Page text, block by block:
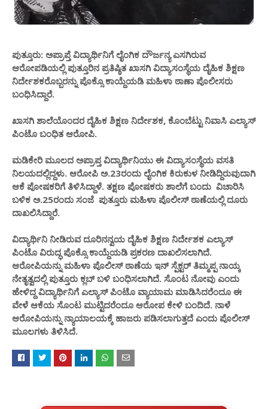
ಪುತ್ತೂರು: ಅಪ್ರಾಪ್ತೆ ವಿದ್ಯಾರ್ಥಿನಿಗೆ ಲೈಂಗಿಕ ದೌರ್ಜನ್ಯ ಎಸಗಿರುವ
ಆರೋಪಡಿಯಲ್ಲಿ ಪುತ್ತೂರಿನ ಪ್ರತಿಷ್ಠಿತ ಖಾಸಗಿ ವಿದ್ಯಾಸಂಸ್ಥೆಯ ದೈಹಿಕ ಶಿಕ್ಷಣ
ನಿರ್ದೇಶಕರೊಬ್ಬರನ್ನು ಪೊಕ್ಸೊ ಕಾಯ್ದೆಯಡಿ ಮಹಿಳಾ ಠಾಣಾ ಪೊಲೀಸರು
ಬಂಧಿಸಿದ್ದಾರೆ.
ಖಾಸಗಿ ಶಾಲೆಯೊಂದರ ದೈಹಿಕ ಶಿಕ್ಷಣ ನಿರ್ದೇಶಕ, ಕೊಂಬೆಟ್ಟು ನಿವಾಸಿ ಎಲ್ಯಾಸ್
ಪಿಂಟೊ ಬಂಧಿತ ಆರೋಪಿ.
ಮಡಿಕೇರಿ ಮೂಲದ ಅಪ್ರಾಪ್ತ ವಿದ್ಯಾರ್ಥಿನಿಯು ಈ ವಿದ್ಯಾಸಂಸ್ಥೆಯ ವಸತಿ
ನಿಲಯದಲ್ಲಿದ್ದಳು. ಆರೋಪಿ ಅ.23ರಂದು ಲೈಂಗಿಕ ಕಿರುಕುಳ ನೀಡಿದ್ದಿರುವುದಾಗಿ
ಆಕೆ ಪೋಷಕರಿಗೆ ತಿಳಿಸಿದ್ದಾಳೆ. ತಕ್ಷಣ ಪೋಷಕರು ಶಾಲೆಗೆ ಬಂದು ವಿಚಾರಿಸಿ
ಬಳಿಕ ಅ.25ರಂದು ಸಂಜೆ ಪುತ್ತೂರು ಮಹಿಳಾ ಪೊಲೀಸ್ ಠಾಣೆಯಲ್ಲಿ ದೂರು
ದಾಖಲಿಸಿದ್ದಾರೆ.
ವಿದ್ಯಾರ್ಥಿನಿ ನೀಡಿರುವ ದೂರಿನನ್ವಯ ದೈಹಿಕ ಶಿಕ್ಷಣ ನಿರ್ದೇಶಕ ಎಲ್ಯಾಸ್
ಪಿಂಟೊ ವಿರುದ್ಧ ಪೊಕ್ಸೊ ಕಾಯ್ದೆಯಡಿ ಪ್ರಕರಣ ದಾಖಲಿಸಲಾಗಿದೆ.
ಆರೋಪಿಯನ್ನು ಮಹಿಳಾ ಪೊಲೀಸ್ ಠಾಣೆಯ ಇನ್ ಸ್ಪೆಕ್ಟರ್ ತಿಮ್ಮಪ್ಪ ನಾಯ್ಕ
ನೇತೃತ್ವದಲ್ಲಿ ಪುತ್ತೂರು ಕ್ಲಬ್ ಬಳಿ ಬಂಧಿಸಲಾಗಿದೆ. ಸೊಂಟ ನೋವು ಎಂದು
ಹೇಳಿದ್ದ ವಿದ್ಯಾರ್ಥಿನಿಗೆ ಎಲ್ಯಾಸ್ ಪಿಂಟೊ ವ್ಯಾಯಾಮ ಮಾಡಿಸಿದರೆಂದೂ ಈ
ವೇಳೆ ಆಕೆಯ ಸೊಂಟ ಮುಟ್ಟಿದರೆಂದೂ ಆರೋಪ ಕೇಳಿ ಬಂದಿದೆ. ನಾಳೆ
ಆರೋಪಿಯನ್ನು ನ್ಯಾಯಾಲಯಕ್ಕೆ ಹಾಜರು ಪಡಿಸಲಾಗುತ್ತದೆ‌ ಎಂದು ಪೊಲೀಸ್
ಮೂಲಗಳು ತಿಳಿಸಿದೆ.